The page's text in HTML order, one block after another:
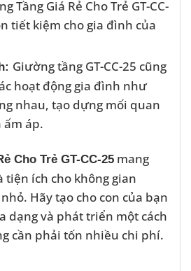
Tầng Giá Rẻ Cho Trẻ GT-CC-
tiết kiệm cho gia đình của
Giường tầng GT-CC-25 cũng
hoạt động gia đình như
nhau, tạo dựng mối quan
áp.
Cho Trẻ GT-CC-25 mang
tiện ích cho không gian
Hãy tạo cho con của bạn
dạng và phát triển một cách
cần phải tốn nhiều chi phí.